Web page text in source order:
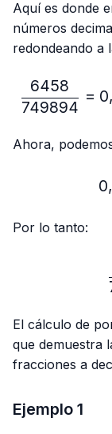
Aquí es donde
números
redondeando a
749894
6458
= 0,
Ahora,
0,
Por lo tanto:
El cálculo de
que demuestra
fracciones a
Ejemplo 1